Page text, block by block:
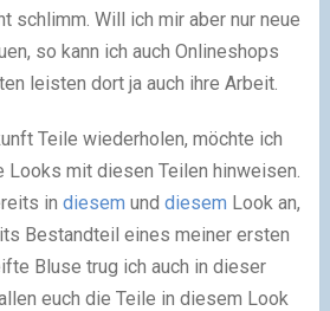
schlimm. Will ich mir aber nur neue
so kann ich auch Onlineshops
leisten dort ja auch ihre Arbeit.
Teile wiederholen, möchte ich
Looks mit diesen Teilen hinweisen.
in diesem und diesem Look an,
Bestandteil eines meiner ersten
Bluse trug ich auch in dieser
euch die Teile in diesem Look